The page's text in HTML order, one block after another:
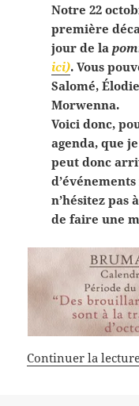
Notre 22
première
jour de la
ici). Vous
Salomé,
Morwenna.
Voici donc,
agenda, que
peut donc
n’hésitez pas
de faire une
Continuer la